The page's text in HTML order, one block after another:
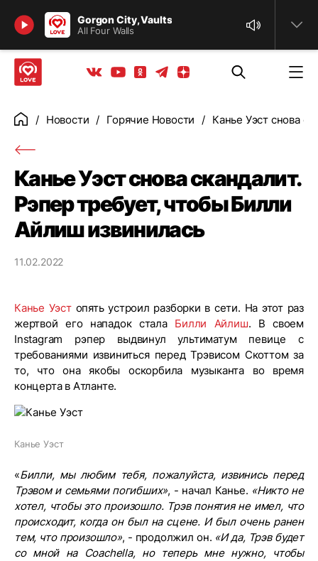
Gorgon City, Vaults
All Four Walls
Найти
Вконтакте
YoutubeОдноклассники
ТелеграмЯндекс дзен
ГлавнаяНовости Горячие Новости Канье Уэст снова
Канье Уэст снова скандалит.
Рэпер требует, чтобы Билли
Айлиш извинилась
11.02.2022
Канье Уэстопять устроил разборки в сети. На этот раз
жертвой его нападок сталаБилли Айлиш. В своем
Instagram рэпер выдвинул ультиматум певице с
требованиями извиниться перед Трэвисом Скоттом за
то, что она якобы оскорбила музыканта во время
концерта в Атланте.
Канье Уэст
«Билли, мы любим тебя, пожалуйста, извинись перед
Трэвом и семьями погибших», - начал Канье. «Никто не
хотел, чтобы это произошло. Трэв понятия не имел, что
происходит, когда он был на сцене. И был очень ранен
тем, что произошло», - продолжил он. «И да, Трэв будет
со мной на Coachella, но теперь мне нужно, чтобы